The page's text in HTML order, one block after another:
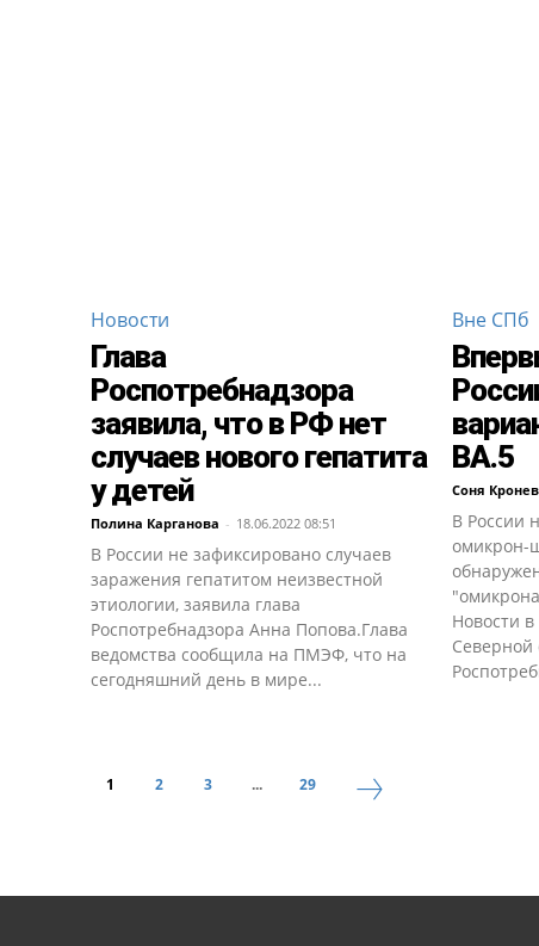
Новости
Глава
Роспотребнадзора
заявила, что в РФ нет
случаев нового гепатита
у детей
Полина Карганова - 18.06.2022 08:51
В России не зафиксировано случаев
заражения гепатитом неизвестной
этиологии, заявила глава
Роспотребнадзора Анна Попова.Глава
ведомства сообщила на ПМЭФ, что на
сегодняшний день в мире...
Вне СПб
ВА.5
Соня
В России
омикрон-
Новости
Северной
1 2 3 ... 29